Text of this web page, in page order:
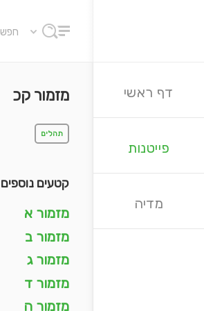
דף ראשי
פייטנות
מדיה
מזמור קכ
תהלים
קטעים נוספים
מזמור א
מזמור ב
מזמור ג
מזמור ד
מזמור ה